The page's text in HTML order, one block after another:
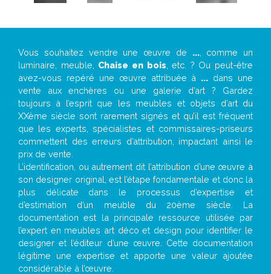
Vous souhaitez vendre une œuvre de ..., comme un
luminaire, meuble, Chaise en bois , etc. ? Ou peut-être
avez-vous repéré une œuvre attribuée à ... dans une
vente aux enchères ou une galerie d’art ? Gardez
toujours à l’esprit que les meubles et objets d’art du
XXème siècle sont rarement signés et qu’il est fréquent
que les experts, spécialistes et commissaires-priseurs
commettent des erreurs d’attribution, impactant ainsi le
prix de vente.
L’identification, ou autrement dit l’attribution d’une œuvre à
son designer original, est l’étape fondamentale et donc la
plus délicate dans le processus d’expertise et
d’estimation d’un meuble du 20ème siècle. La
documentation est la principale ressource utilisée par
l’expert en meubles art déco et design pour identifier le
designer et l’éditeur d’une œuvre. Cette documentation
légitime une expertise et apporte une valeur ajoutée
considérable à l’œuvre.